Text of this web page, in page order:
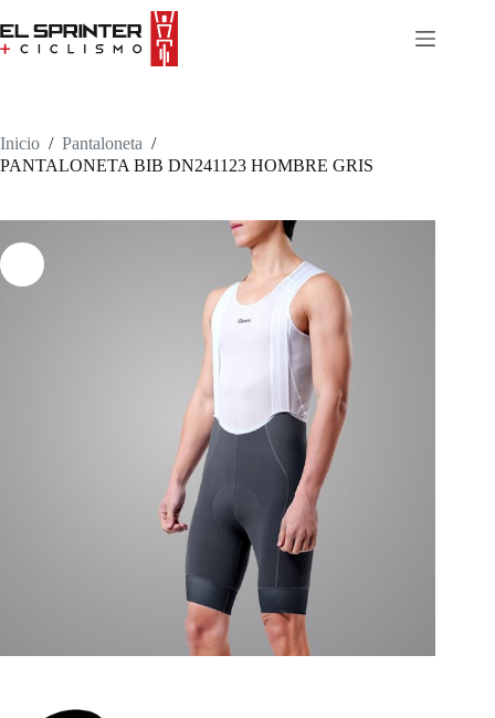
to
content
Inicio / Pantaloneta /
PANTALONETA BIB DN241123 HOMBRE GRIS